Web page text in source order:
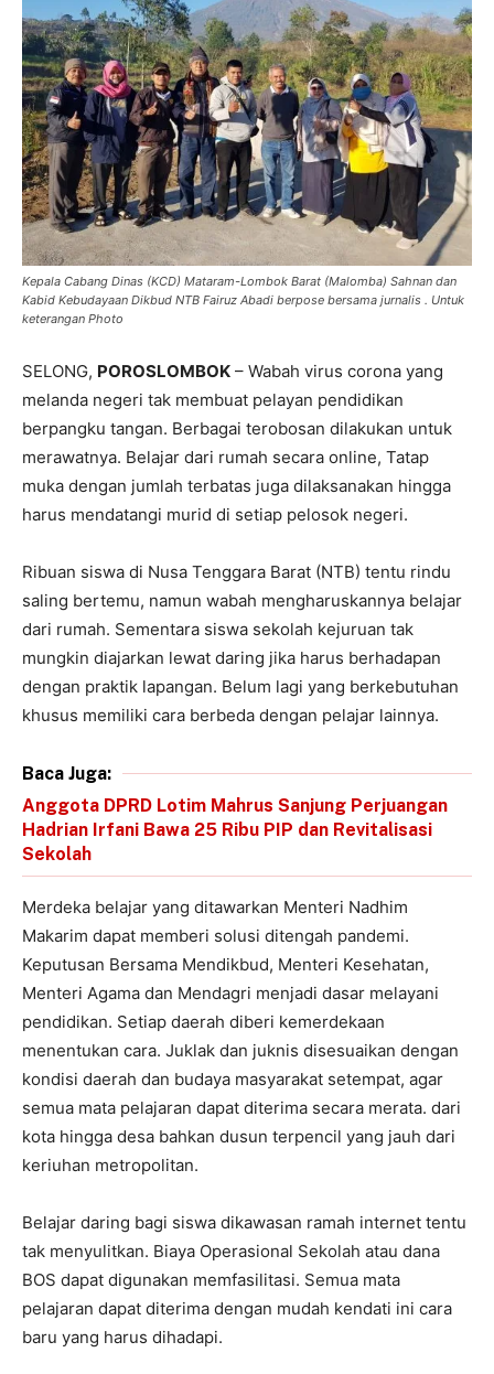
Kepala Cabang Dinas (KCD) Mataram-Lombok Barat (Malomba) Sahnan dan
Kabid Kebudayaan Dikbud NTB Fairuz Abadi berpose bersama jurnalis . Untuk
keterangan Photo
SELONG, POROSLOMBOK – Wabah virus corona yang
melanda negeri tak membuat pelayan pendidikan
berpangku tangan. Berbagai terobosan dilakukan untuk
merawatnya. Belajar dari rumah secara online, Tatap
muka dengan jumlah terbatas juga dilaksanakan hingga
harus mendatangi murid di setiap pelosok negeri.
Ribuan siswa di Nusa Tenggara Barat (NTB) tentu rindu
saling bertemu, namun wabah mengharuskannya belajar
dari rumah. Sementara siswa sekolah kejuruan tak
mungkin diajarkan lewat daring jika harus berhadapan
dengan praktik lapangan. Belum lagi yang berkebutuhan
khusus memiliki cara berbeda dengan pelajar lainnya.
Baca Juga:
Anggota DPRD Lotim Mahrus Sanjung Perjuangan
Hadrian Irfani Bawa 25 Ribu PIP dan Revitalisasi
Sekolah
Merdeka belajar yang ditawarkan Menteri Nadhim
Makarim dapat memberi solusi ditengah pandemi.
Keputusan Bersama Mendikbud, Menteri Kesehatan,
Menteri Agama dan Mendagri menjadi dasar melayani
pendidikan. Setiap daerah diberi kemerdekaan
menentukan cara. Juklak dan juknis disesuaikan dengan
kondisi daerah dan budaya masyarakat setempat, agar
semua mata pelajaran dapat diterima secara merata. dari
kota hingga desa bahkan dusun terpencil yang jauh dari
keriuhan metropolitan.
Belajar daring bagi siswa dikawasan ramah internet tentu
tak menyulitkan. Biaya Operasional Sekolah atau dana
BOS dapat digunakan memfasilitasi. Semua mata
pelajaran dapat diterima dengan mudah kendati ini cara
baru yang harus dihadapi.